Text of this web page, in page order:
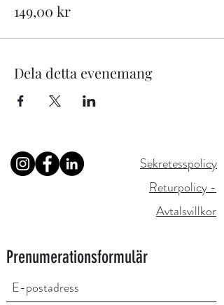
149,00 kr
Dela detta evenemang
Sekretesspolicy
Returpolicy -
Avtalsvillkor
Prenumerationsformulär